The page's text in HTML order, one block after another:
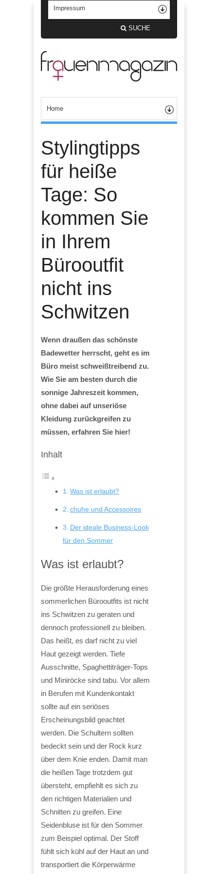
SUCHE
Stylingtipps
für heiße
Tage: So
kommen Sie
in Ihrem
Bürooutfit
nicht ins
Schwitzen
Wenn draußen das schönste
Badewetter herrscht, geht es im
Büro meist schweißtreibend zu.
Wie Sie am besten durch die
sonnige Jahreszeit kommen,
ohne dabei auf unseriöse
Kleidung zurückgreifen zu
müssen, erfahren Sie hier!
Inhalt
Was ist erlaubt?
chuhe und Accessoires
Der ideale Business-Look
für den Sommer
Was ist erlaubt?
Die größte Herausforderung eines
sommerlichen Bürooutfits ist nicht
ins Schwitzen zu geraten und
dennoch professionell zu bleiben.
Das heißt, es darf nicht zu viel
Haut gezeigt werden. Tiefe
Ausschnitte, Spaghettiträger-Tops
und Miniröcke sind tabu. Vor allem
in Berufen mit Kundenkontakt
sollte auf ein seriöses
Erscheinungsbild geachtet
werden. Die Schultern sollten
bedeckt sein und der Rock kurz
über dem Knie enden. Damit man
die heißen Tage trotzdem gut
übersteht, empfiehlt es sich zu
den richtigen Materialien und
Schnitten zu greifen. Eine
Seidenbluse ist für den Sommer
zum Beispiel optimal. Der Stoff
fühlt sich kühl auf der Haut an und
transportiert die Körperwärme